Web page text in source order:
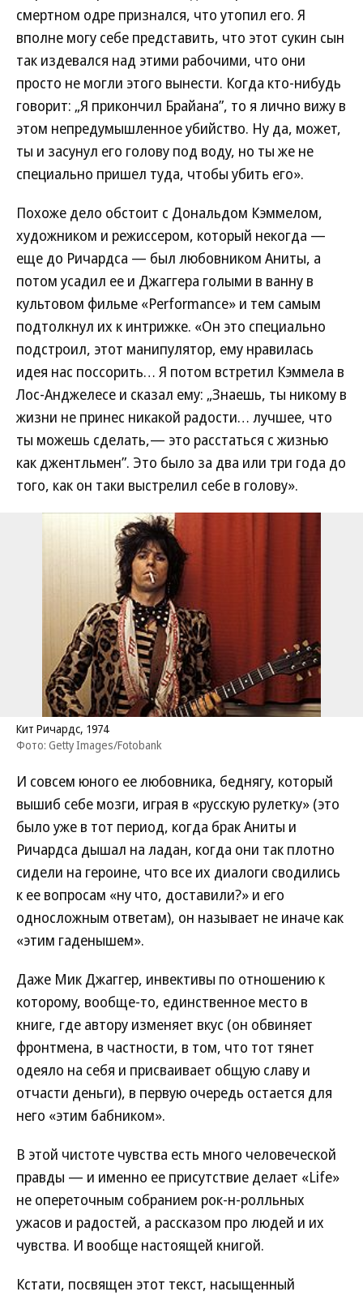
смертном одре признался, что утопил его. Я
вполне могу себе представить, что этот сукин сын
так издевался над этими рабочими, что они
просто не могли этого вынести. Когда кто-нибудь
говорит: „Я прикончил Брайана”, то я лично вижу в
этом непредумышленное убийство. Ну да, может,
ты и засунул его голову под воду, но ты же не
специально пришел туда, чтобы убить его».
Похоже дело обстоит с Дональдом Кэммелом,
художником и режиссером, который некогда —
еще до Ричардса — был любовником Аниты, а
потом усадил ее и Джаггера голыми в ванну в
культовом фильме «Performance» и тем самым
подтолкнул их к интрижке. «Он это специально
подстроил, этот манипулятор, ему нравилась
идея нас поссорить… Я потом встретил Кэммела в
Лос-Анджелесе и сказал ему: „Знаешь, ты никому в
жизни не принес никакой радости… лучшее, что
ты можешь сделать,— это расстаться с жизнью
как джентльмен”. Это было за два или три года до
того, как он таки выстрелил себе в голову».
Кит Ричардс, 1974
Фото: Getty Images/Fotobank
И совсем юного ее любовника, беднягу, который
вышиб себе мозги, играя в «русскую рулетку» (это
было уже в тот период, когда брак Аниты и
Ричардса дышал на ладан, когда они так плотно
сидели на героине, что все их диалоги сводились
к ее вопросам «ну что, доставили?» и его
односложным ответам), он называет не иначе как
«этим гаденышем».
Даже Мик Джаггер, инвективы по отношению к
которому, вообще-то, единственное место в
книге, где автору изменяет вкус (он обвиняет
фронтмена, в частности, в том, что тот тянет
одеяло на себя и присваивает общую славу и
отчасти деньги), в первую очередь остается для
него «этим бабником».
В этой чистоте чувства есть много человеческой
правды — и именно ее присутствие делает «Life»
не опереточным собранием рок-н-ролльных
ужасов и радостей, а рассказом про людей и их
чувства. И вообще настоящей книгой.
Кстати, посвящен этот текст, насыщенный